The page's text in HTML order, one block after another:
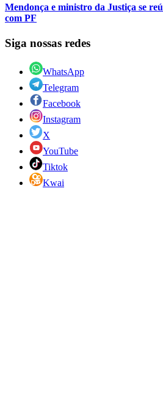
Mendonça e ministro da Justiça se
com PF
Siga nossas redes
WhatsApp
Telegram
Facebook
Instagram
X
YouTube
Tiktok
Kwai